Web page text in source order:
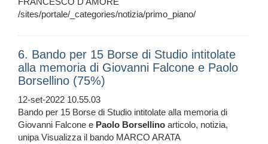
/sites/portale/_categories/notizia/primo_piano/
6. Bando per 15 Borse di Studio intitolate
alla memoria di Giovanni Falcone e Paolo
Borsellino (75%)
12-set-2022 10.55.03
Bando per 15 Borse di Studio intitolate alla memoria di
Giovanni Falcone e Paolo Borsellino articolo, notizia,
unipa Visualizza il bando MARCO ARATA